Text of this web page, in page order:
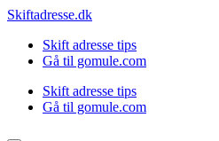
Videre
indhold
Skiftadresse.dk
Skift adresse tips
Gå til gomule.com
Skift adresse tips
Gå til gomule.com